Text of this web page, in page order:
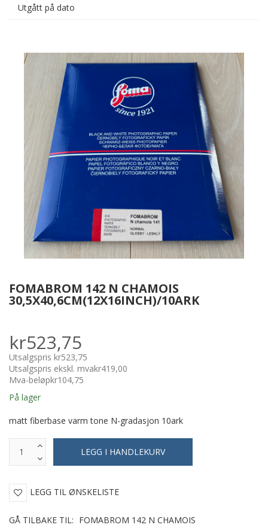
Utgått på dato
FOMABROM 142 N CHAMOIS
30,5X40,6CM(12X16INCH)/10ARK
kr523,75
Utsalgspris kr523,75
Utsalgspris ekskl. mvakr419,00
Mva-beløpkr104,75
På lager
matt fiberbase varm tone N-gradasjon 10ark
LEGG TIL ØNSKELISTE
GÅ TILBAKE TIL: FOMABROM 142 N CHAMOIS